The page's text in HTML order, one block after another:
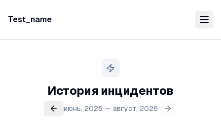
Test_name
История инцидентов
июнь, 2026 — август, 2026